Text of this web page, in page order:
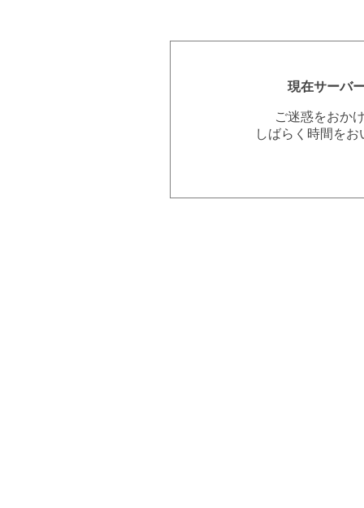
現在サーバ
ご迷惑をおか
しばらく時間を